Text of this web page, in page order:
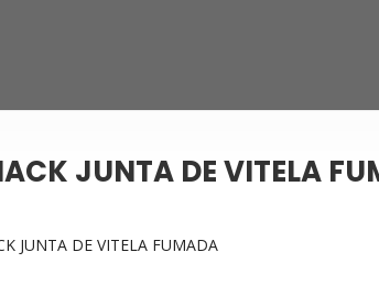
JUNTA DE VITELA
JUNTA DE VITELA FUMADA